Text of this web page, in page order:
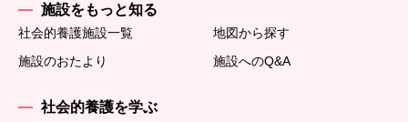
施設をもっと知る
社会的養護施設一覧
地図から探す
施設のおたより
施設へのQ&A
社会的養護を学ぶ